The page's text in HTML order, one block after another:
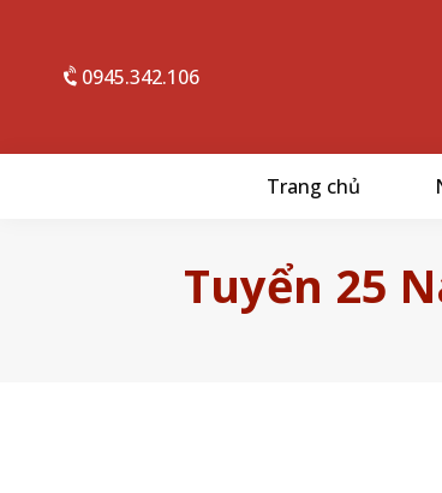
0945.342.106
Trang chủ
Tuyển 25